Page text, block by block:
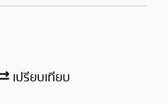
เปรียบเทียบ